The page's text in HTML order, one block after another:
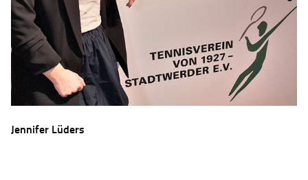
Jennifer Lüders